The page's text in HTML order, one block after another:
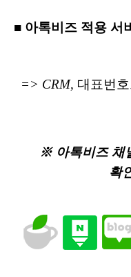
■ 아톡비즈 적용 서
=> CRM, 대표번
※ 아톡비즈 채
확